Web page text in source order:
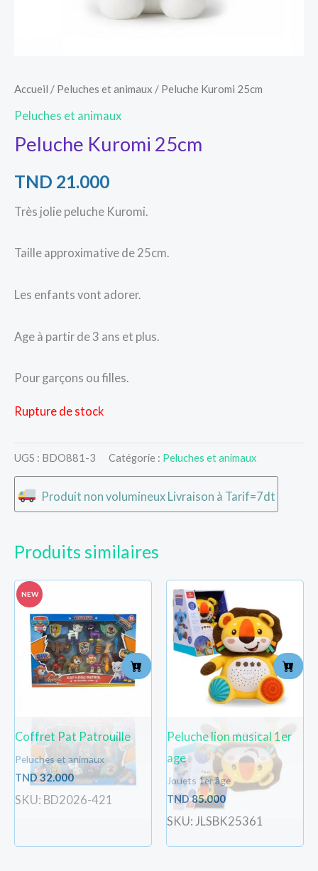
Accueil / Peluches et animaux / Peluche Kuromi 25cm
Peluches et animaux
Peluche Kuromi 25cm
TND 21.000
Très jolie peluche Kuromi.
Taille approximative de 25cm.
Les enfants vont adorer.
Age à partir de 3 ans et plus.
Pour garçons ou filles.
Rupture de stock
UGS : BDO881-3 Catégorie : Peluches et animaux
Produit non volumineux Livraison à Tarif=7dt
Produits similaires
NEW
Coffret Pat Patrouille
Peluches et animaux
TND32.000
SKU: BD2026-421
Peluche lion musical 1er
age
Jouets 1er âge
TND85.000
SKU: JLSBK25361